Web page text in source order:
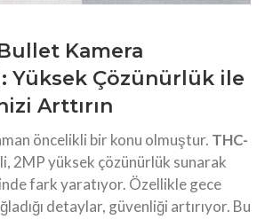
Kamera
Yüksek Çözünürlük ile
Arttırın
öncelikli bir konu olmuştur. THC-
2MP yüksek çözünürlük sunarak
fark yaratıyor. Özellikle gece
detaylar, güvenliği artırıyor. Bu